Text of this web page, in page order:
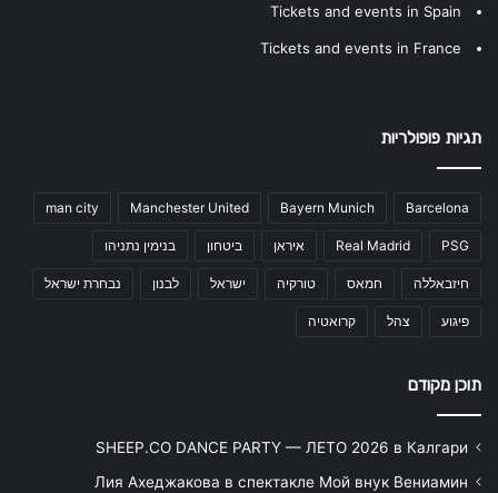
Tickets and events in Spain
Tickets and events in France
תגיות פופולריות
Barcelona
Bayern Munich
Manchester United
man city
PSG
Real Madrid איראן ביטחון בנימין נתניהו
חיזבאללה חמאס טורקיה ישראל לבנון נבחרת ישראל
פיגוע צהל קרואטיה
תוכן מקודם
SHEEP.CO DANCE PARTY — ЛЕТО 2026 в Калгари
Лия Ахеджакова в спектакле Мой внук Вениамин